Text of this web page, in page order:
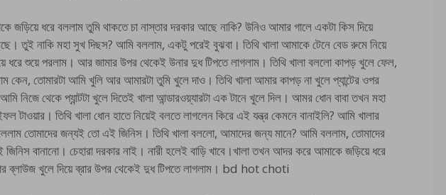
জড়িয়ে ধরে বললাম তুমি থাকতে চা নাস্তার দরকার আছে নাকি? উনিও আমার গালে একটা কিস দিয়ে
তুই নাকি মহা সুখ দিছস? আমি বললাম, একটু পরেই বুঝবা। তিথি খালা আমাকে টেনে বেড রুমে নিয়ে
ধরে শুয়ে পরলাম। আর জামার উপর থেকেই উনার দুধ টিপতে লাগলাম। তিথি খালা বললো কাপড় খুলে ফেল,
তোমারটা আমি খুলি আর আমারটা তুমি খুলে দাও। তিথি খালা আমার কাপড় না খুলে প্যান্টের ওপর
নিজে থেকে প্যান্টটা খুলে দিতেই খালা আন্ডারওয়্যারটা এক টানে খুলে দিল। আমর ধোন বাবা তখন মহা
তিথি খালা ধোন হাতে নিয়েই বলতে লাগলেন কিরে এই যন্ত্র কেমনে বানাইলি? আমি খালার
বললাম তোমাদের জন্যই তো এই জিনিস। তিথি খালা বললো, আমাদের জন্য মানে? আমি বললাম, তোমাদের
বানানো। চেহারা দরকার নাই। নারী হলেই বাড়ি খাবে।খালা তখন আদর করে আমাকে জড়িয়ে ধরে
ব্লাউজ খুলে দিয়ে ব্রার উপর থেকেই দুধ টিপতে লাগলাম। bd hot choti